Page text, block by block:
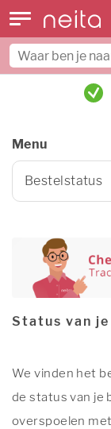
Menu
Status van
We vinden het
de status van je
overspoelen